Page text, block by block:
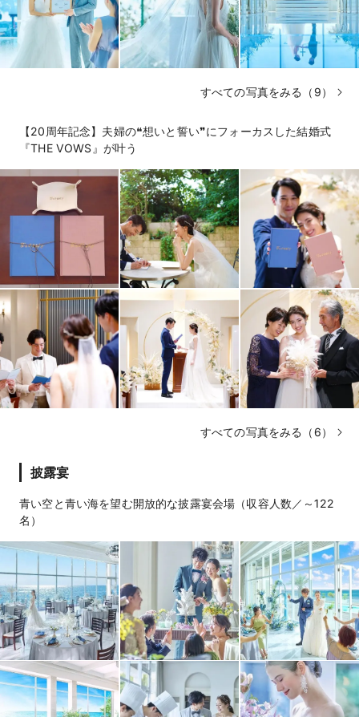
すべての写真をみる（9）
【20周年記念】夫婦の❝想いと誓い❞にフォーカスした結婚式
『THE VOWS』が叶う
すべての写真をみる（6）
披露宴
青い空と青い海を望む開放的な披露宴会場（収容人数／～122
名）